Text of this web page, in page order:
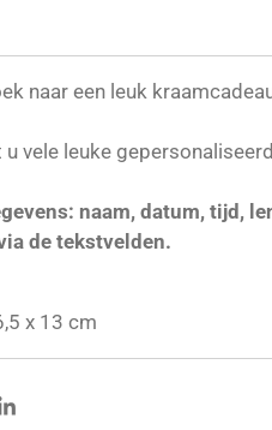
naar een leuk
u vele leuke
naam, datum, tijd,
de tekstvelden.
x 13 cm
S